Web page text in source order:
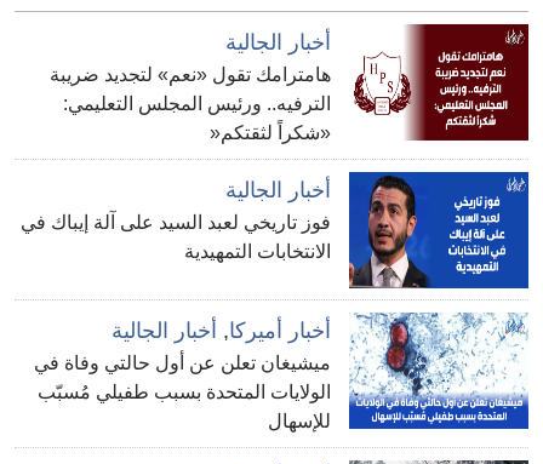
أخبار الجالية
هامترامك تقول «نعم» لتجديد ضريبة
الترفيه.. ورئيس المجلس التعليمي:
«شكراً لثقتكم«
أخبار الجالية
فوز تاريخي لعبد السيد على آلة إيباك في
الانتخابات التمهيدية
أخبار أميركا, أخبار الجالية
ميشيغان تعلن عن أول حالتي وفاة في
الولايات المتحدة بسبب طفيلي مُسبّب
للإسهال